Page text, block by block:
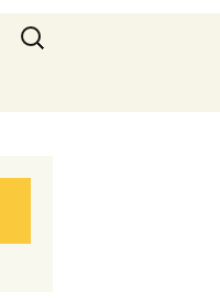
Rechercher :